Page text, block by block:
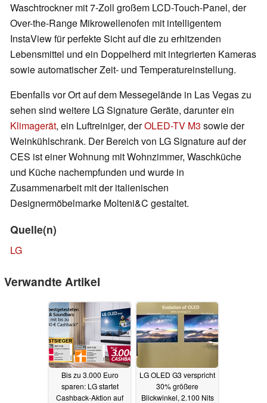
Waschtrockner mit 7-Zoll großem LCD-Touch-Panel, der
Over-the-Range Mikrowellenofen mit intelligentem
InstaView für perfekte Sicht auf die zu erhitzenden
Lebensmittel und ein Doppelherd mit integrierten Kameras
sowie automatischer Zeit- und Temperatureinstellung.
Ebenfalls vor Ort auf dem Messegelände in Las Vegas zu
sehen sind weitere LG Signature Geräte, darunter ein
Klimagerät, ein Luftreiniger, derOLED-TV M3 sowie der
Weinkühlschrank. Der Bereich von LG Signature auf der
CES ist einer Wohnung mit Wohnzimmer, Waschküche
und Küche nachempfunden und wurde in
Zusammenarbeit mit der italienischen
Designermöbelmarke Molteni&C gestaltet.
Quelle(n)
LG
Verwandte Artikel
Bis zu 3.000 Euro
sparen: LG startet
Cashback-Aktion auf
LG OLED G3 verspricht
30% größere
Blickwinkel, 2.100 Nits